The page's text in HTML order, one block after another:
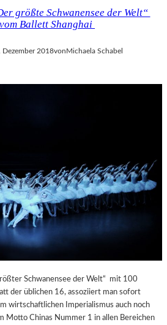
größte Schwanensee der Welt“
Ballett Shanghai
Dezember 2018vonMichaela Schabel
Schwanensee der Welt“ mit 100
der üblichen 16, assoziiert man sofort
wirtschaftlichen Imperialismus auch noch
Motto Chinas Nummer 1 in allen Bereichen